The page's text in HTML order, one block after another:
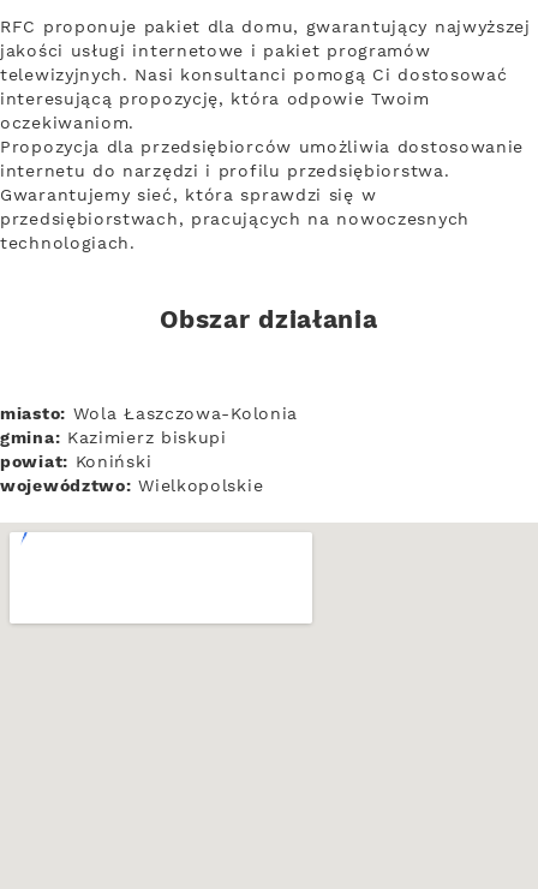
RFC proponuje pakiet dla domu, gwarantujący najwyższej
jakości usługi internetowe i pakiet programów
telewizyjnych. Nasi konsultanci pomogą Ci dostosować
interesującą propozycję, która odpowie Twoim
oczekiwaniom.
Propozycja dla przedsiębiorców umożliwia dostosowanie
internetu do narzędzi i profilu przedsiębiorstwa.
Gwarantujemy sieć, która sprawdzi się w
przedsiębiorstwach, pracujących na nowoczesnych
technologiach.
Obszar działania
miasto: Wola Łaszczowa-Kolonia
gmina: Kazimierz biskupi
powiat: Koniński
województwo: Wielkopolskie